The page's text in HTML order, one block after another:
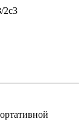
2с3